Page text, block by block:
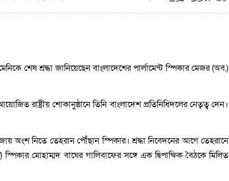
শেষ শ্রদ্ধা জানিয়েছেন বাংলাদেশের পার্লামেন্ট স্পিকার মেজর (অব.)
রাষ্ট্রীয় শোকানুষ্ঠানে তিনি বাংলাদেশ প্রতিনিধিদলের নেতৃত্ব দেন।
অংশ নিতে তেহরান পৌঁছান স্পিকার। শ্রদ্ধা নিবেদনের আগে তেহরানে
স্পিকার মোহাম্মদ বাঘের গালিবাফের সঙ্গে এক দ্বিপাক্ষিক বৈঠকে মিলিত